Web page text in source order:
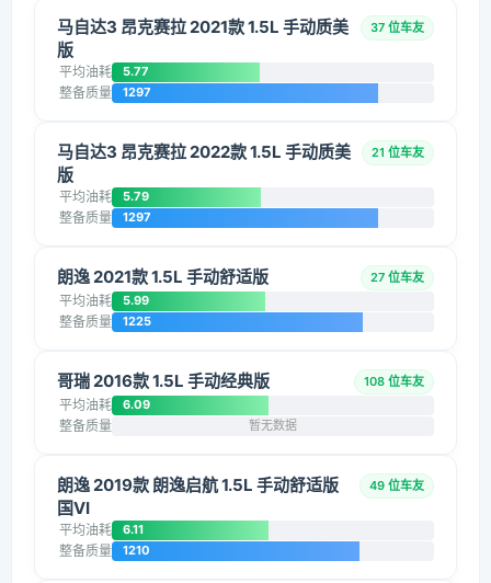
马自达3 昂克赛拉 2021款 1.5L 手动质美
版
37 位车友
平均油耗 5.77
整备质量 1297
马自达3 昂克赛拉 2022款 1.5L 手动质美
版
21 位车友
平均油耗 5.79
整备质量 1297
朗逸 2021款 1.5L 手动舒适版 27 位车友
平均油耗 5.99
整备质量 1225
哥瑞 2016款 1.5L 手动经典版 108 位车友
平均油耗 6.09
整备质量 暂无数据
朗逸 2019款 朗逸启航 1.5L 手动舒适版
国VI
49 位车友
平均油耗 6.11
整备质量 1210